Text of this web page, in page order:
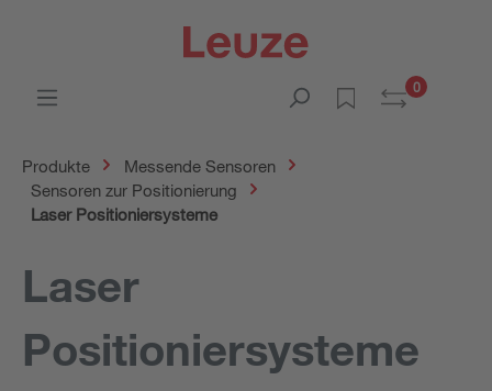
0
Produkte
Messende Sensoren
Sensoren zur Positionierung
Laser Positioniersysteme
Laser
Positioniersysteme